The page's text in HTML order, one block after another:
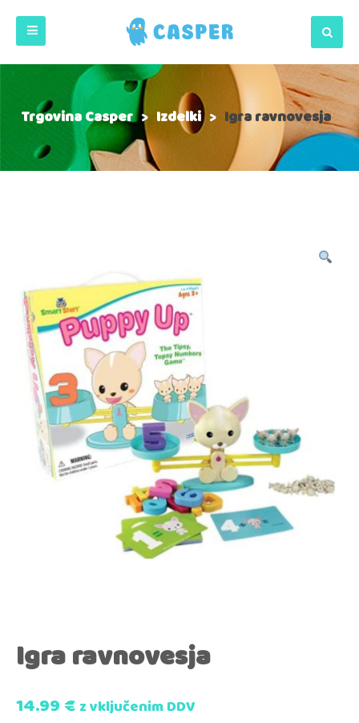
Trgovina Casper> Izdelki > Igra ravnovesja
Igra ravnovesja
14.99€z vključenim DDV